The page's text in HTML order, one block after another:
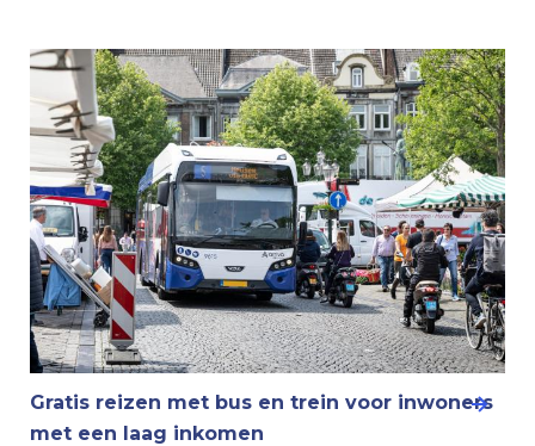
Gratis reizen met bus en trein voor inwoners
met een laag inkomen